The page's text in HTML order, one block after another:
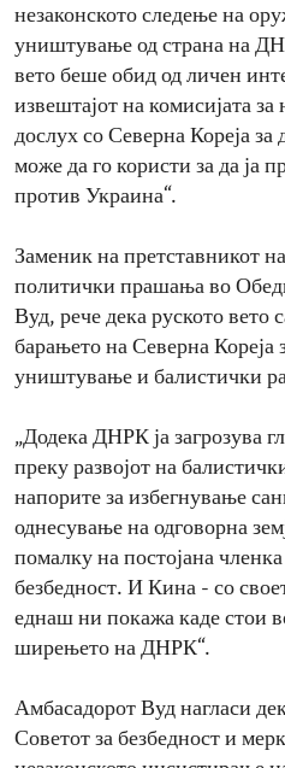
незаконското следење на
уништување од страна на
вето беше обид од личен
извештајот на комисијата за
дослух со Северна Кореја за
може да го користи за да ја
против Украина“.
Заменик на претставникот
политички прашања во
Вуд, рече дека руското вето
барањето на Северна Кореја
уништување и балистички
„Додека ДНРК ја загрозува
преку развојот на
напорите за избегнување
однесување на одговорна
помалку на постојана
безбедност. И Кина - со
еднаш ни покажа каде стои
ширењето на ДНРК“.
Амбасадорот Вуд нагласи
Советот за безбедност и